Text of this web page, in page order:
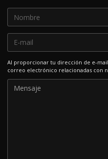
Al proporcionar tu dirección de e-
correo electrónico relacionadas con